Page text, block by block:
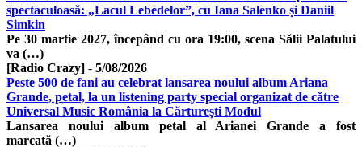
spectaculoasă: „Lacul Lebedelor”, cu Iana Salenko și Daniil
Simkin
Pe 30 martie 2027, începând cu ora 19:00, scena Sălii Palatului
va (…)
[Radio Crazy] - 5/08/2026
Peste 500 de fani au celebrat lansarea noului album Ariana
Grande, petal, la un listening party special organizat de către
Universal Music România la Cărturești Modul
Lansarea noului album petal al Arianei Grande a fost
marcată (…)